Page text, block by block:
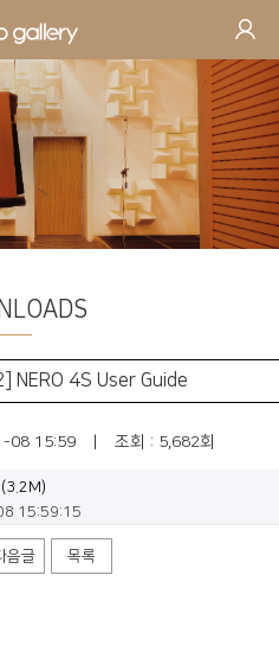
NERO 4S User Guide
08 15:59 조회 : 5,682회
15:59:15
음글 목록